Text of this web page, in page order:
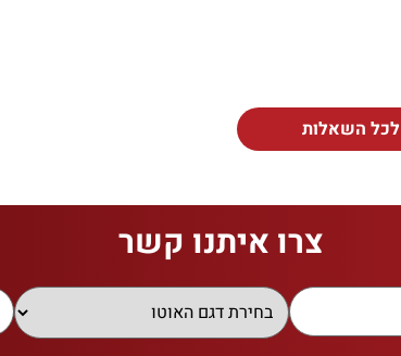
לכל השאלות
צרו איתנו קשר